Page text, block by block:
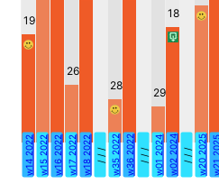
Van Der Gijp
19
w14 2022w15 2022w16 2022
26
w17 2022w18 2022 / / /
28
w35 2022w36 2022 / / /
29
w01 2024
18
w02 2024 / / / w20 2025